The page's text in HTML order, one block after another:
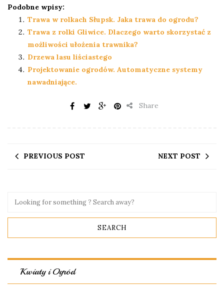
Podobne wpisy:
Trawa w rolkach Słupsk. Jaka trawa do ogrodu?
Trawa z rolki Gliwice. Dlaczego warto skorzystać z
możliwości ułożenia trawnika?
Drzewa lasu liściastego
Projektowanie ogrodów. Automatyczne systemy
nawadniające.
Share
PREVIOUS POST NEXT POST
Kwiaty i Ogród